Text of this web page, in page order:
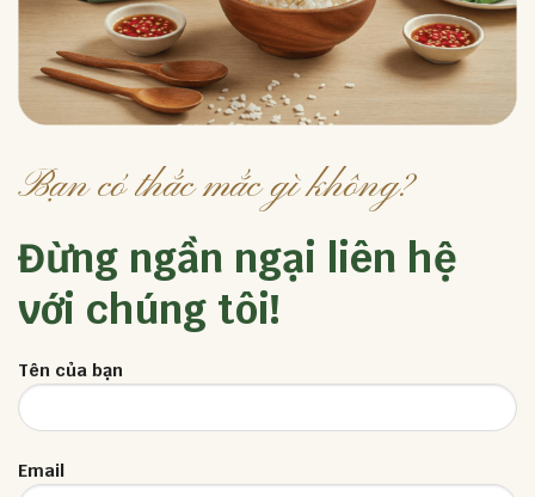
Bạn có thắc mắc gì không?
Đừng ngần ngại liên hệ
với chúng tôi!
Tên của bạn
Email